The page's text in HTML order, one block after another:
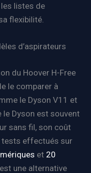
listes de
flexibilité.
d’aspirateurs
du Hoover H-Free
le comparer à
le Dyson V11 et
le Dyson est souvent
sans fil, son coût
tests effectués sur
et 20
une alternative